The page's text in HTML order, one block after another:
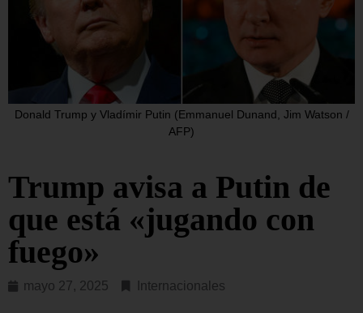
Donald Trump y Vladímir Putin (Emmanuel Dunand, Jim Watson /
AFP)
Trump avisa a Putin de
que está «jugando con
fuego»
mayo 27, 2025 Internacionales